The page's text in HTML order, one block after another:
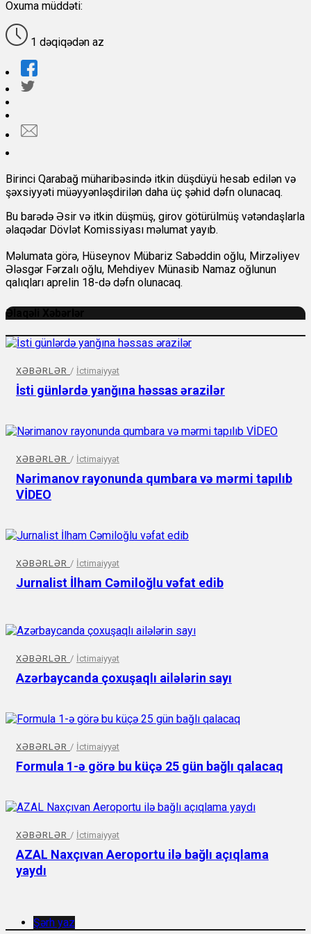
Oxuma müddəti:
1 dəqiqədən az
Birinci Qarabağ müharibəsində itkin düşdüyü hesab edilən və
şəxsiyyəti müəyyənləşdirilən daha üç şəhid dəfn olunacaq.
Bu barədə Əsir və itkin düşmüş, girov götürülmüş vətəndaşlarla
əlaqədar Dövlət Komissiyası məlumat yayıb.
Məlumata görə, Hüseynov Mübariz Sabəddin oğlu, Mirzəliyev
Ələsgər Fərzalı oğlu, Mehdiyev Münasib Namaz oğlunun
qalıqları aprelin 18-də dəfn olunacaq.
Əlaqəli Xəbərlər
XƏBƏRLƏR / İctimaiyyət
İsti günlərdə yanğına həssas ərazilər
XƏBƏRLƏR / İctimaiyyət
Nərimanov rayonunda qumbara və mərmi tapılıb
VİDEO
XƏBƏRLƏR / İctimaiyyət
Jurnalist İlham Cəmiloğlu vəfat edib
XƏBƏRLƏR / İctimaiyyət
Azərbaycanda çoxuşaqlı ailələrin sayı
XƏBƏRLƏR / İctimaiyyət
Formula 1-ə görə bu küçə 25 gün bağlı qalacaq
XƏBƏRLƏR / İctimaiyyət
AZAL Naxçıvan Aeroportu ilə bağlı açıqlama
yaydı
Şərh yaz